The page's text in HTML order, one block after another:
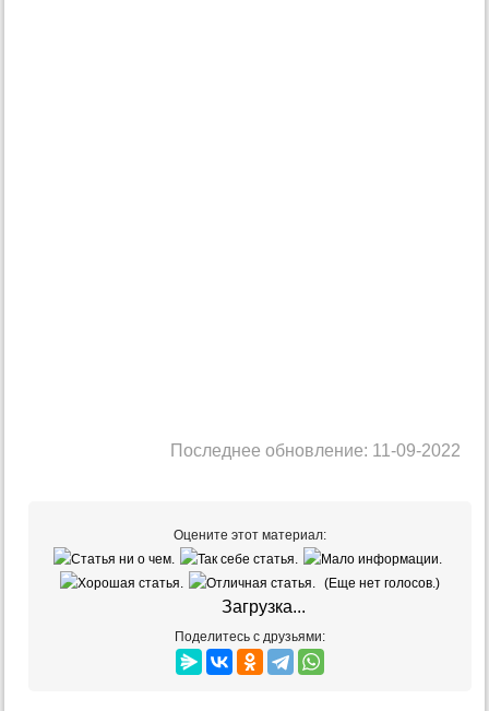
Последнее обновление: 11-09-2022
Оцените этот материал:
(Еще нет голосов.)
Загрузка...
Поделитесь с друзьями: